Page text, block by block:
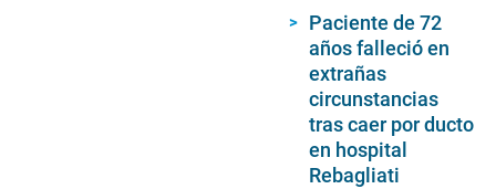
Paciente de 72
años falleció en
extrañas
circunstancias
tras caer por ducto
en hospital
Rebagliati